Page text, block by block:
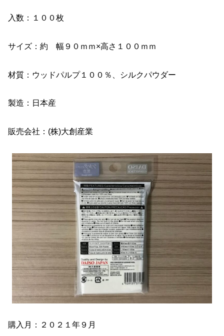
入数：１００枚
サイズ：約 幅９０ｍｍ×高さ１００ｍｍ
材質：ウッドパルプ１００％、シルクパウダー
製造：日本産
販売会社：(株)大創産業
購入月：２０２１年９月